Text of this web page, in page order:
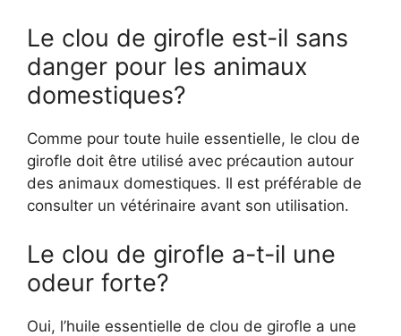
Le clou de girofle est-il sans
danger pour les animaux
domestiques?
Comme pour toute huile essentielle, le clou de
girofle doit être utilisé avec précaution autour
des animaux domestiques. Il est préférable de
consulter un vétérinaire avant son utilisation.
Le clou de girofle a-t-il une
odeur forte?
Oui, l’huile essentielle de clou de girofle a une